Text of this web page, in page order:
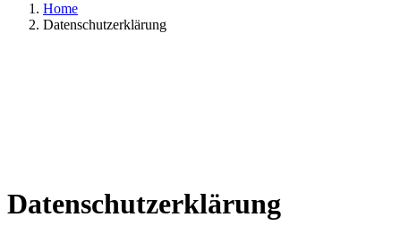
Home
Datenschutzerklärung
Datenschutzerklärung